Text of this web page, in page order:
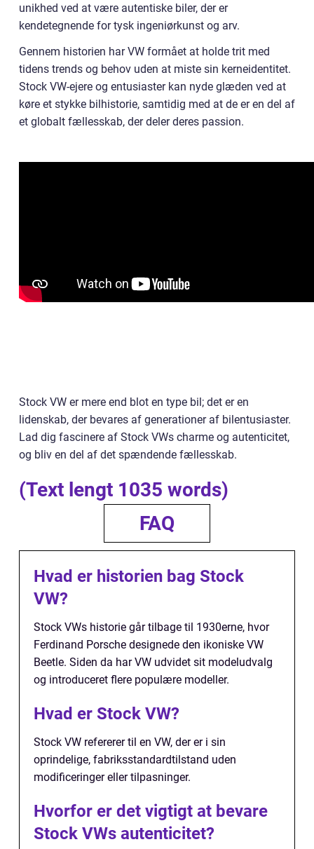
unikhed ved at være autentiske biler, der er
kendetegnende for tysk ingeniørkunst og arv.
Gennem historien har VW formået at holde trit med
tidens trends og behov uden at miste sin kerneidentitet.
Stock VW-ejere og entusiaster kan nyde glæden ved at
køre et stykke bilhistorie, samtidig med at de er en del af
et globalt fællesskab, der deler deres passion.
Stock VW er mere end blot en type bil; det er en
lidenskab, der bevares af generationer af bilentusiaster.
Lad dig fascinere af Stock VWs charme og autenticitet,
og bliv en del af det spændende fællesskab.
(Text lengt 1035 words)
FAQ
Hvad er historien bag Stock
VW?
Stock VWs historie går tilbage til 1930erne, hvor
Ferdinand Porsche designede den ikoniske VW
Beetle. Siden da har VW udvidet sit modeludvalg
og introduceret flere populære modeller.
Hvad er Stock VW?
Stock VW refererer til en VW, der er i sin
oprindelige, fabriksstandardtilstand uden
modificeringer eller tilpasninger.
Hvorfor er det vigtigt at bevare
Stock VWs autenticitet?